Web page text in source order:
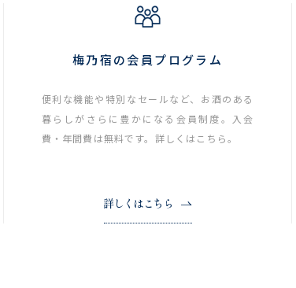
梅乃宿の会員プログラム
便利な機能や特別なセールなど、お酒のある
暮らしがさらに豊かになる会員制度。入会
費・年間費は無料です。詳しくはこちら。
詳しくはこちら